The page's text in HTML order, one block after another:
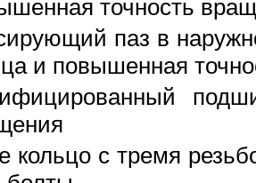
точность
паз в
и повышенная
кольцо с тремя